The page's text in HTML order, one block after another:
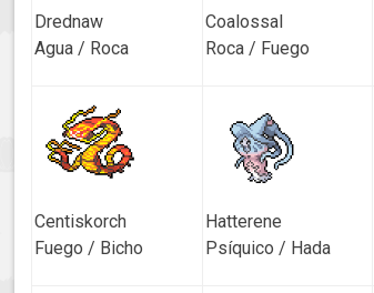
Drednaw
Agua / Roca
Coalossal
Roca / Fuego
Centiskorch
Fuego / Bicho
Hatterene
Psíquico / Hada